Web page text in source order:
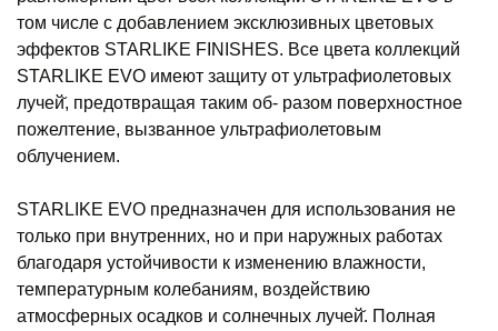
том числе с добавлением эксклюзивных цветовых
эффектов STARLIKE FINISHES. Все цвета коллекций
STARLIKE EVO имеют защиту от ультрафиолетовых
лучей̆, предотвращая таким об- разом поверхностное
пожелтение, вызванное ультрафиолетовым
облучением.
STARLIKE EVO предназначен для использования не
только при внутренних, но и при наружных работах
благодаря устойчивости к изменению влажности,
температурным колебаниям, воздействию
атмосферных осадков и солнечных лучей̆. Полная